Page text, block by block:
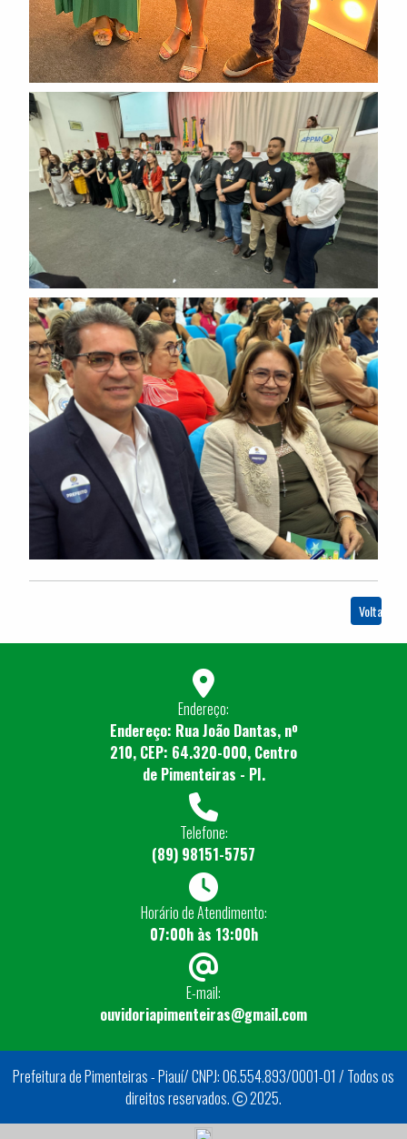
Voltar
Endereço:
Endereço: Rua João Dantas, nº
210, CEP: 64.320-000, Centro
de Pimenteiras - PI.
Telefone:
(89) 98151-5757
Horário de Atendimento:
07:00h às 13:00h
E-mail:
ouvidoriapimenteiras@gmail.com
Prefeitura de Pimenteiras - Piauí/ CNPJ: 06.554.893/0001-01 / Todos os
direitos reservados.
2025.